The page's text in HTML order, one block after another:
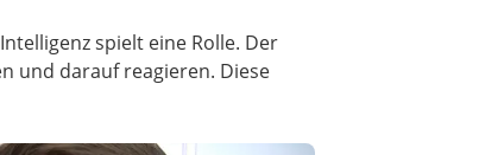
spielt eine Rolle. Der
und darauf reagieren. Diese